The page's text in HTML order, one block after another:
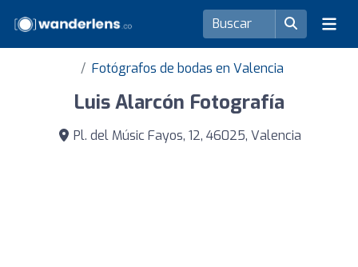
Fotógrafos de bodas en Valencia
Luis Alarcón Fotografía
Pl. del Músic Fayos, 12, 46025, Valencia